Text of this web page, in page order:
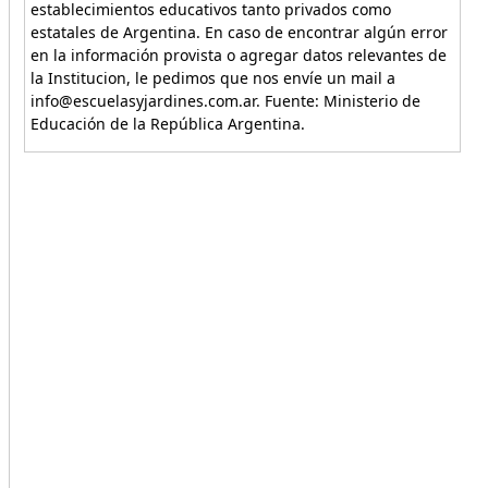
establecimientos educativos tanto privados como
estatales de Argentina. En caso de encontrar algún error
en la información provista o agregar datos relevantes de
la Institucion, le pedimos que nos envíe un mail a
info@escuelasyjardines.com.ar. Fuente: Ministerio de
Educación de la República Argentina.